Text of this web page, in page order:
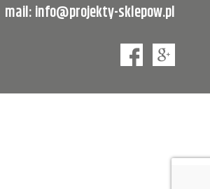
mail:info@projekty-sklepow.pl